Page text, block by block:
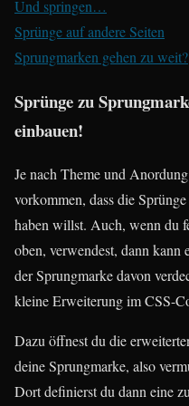
Und springen…
Sprünge auf andere Seiten
Sprungmarken gehen zu weit?
Sprünge zu
einbauen!
Je nach Theme und
vorkommen, dass die
haben willst. Auch, wenn du
oben, verwendest, dann kann
der Sprungmarke davon
kleine Erweiterung im CSS-
Dazu öffnest du die
deine Sprungmarke, also
Dort definierst du dann eine